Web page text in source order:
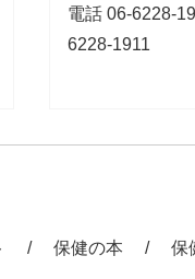
電話 06-6228-
6228-1911
保健の本 保